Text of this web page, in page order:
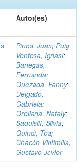
Autor(es)
Pinos, Juan; Puig
Ventosa, Ignasi;
Banegas,
Fernanda;
Quezada, Fanny;
Delgado,
Gabriela;
Orellana, Nataly;
Saquisilí, Silvia;
Quindi, Toa;
Chacón Vintimilla,
Gustavo Javier